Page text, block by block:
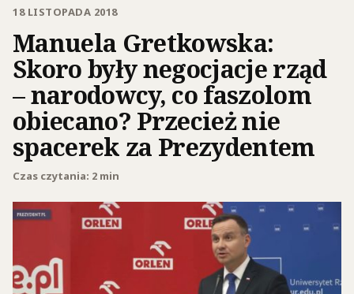
18 LISTOPADA 2018
Manuela Gretkowska:
Skoro były negocjacje rząd
– narodowcy, co faszolom
obiecano? Przecież nie
spacerek za Prezydentem
Czas czytania: 2 min